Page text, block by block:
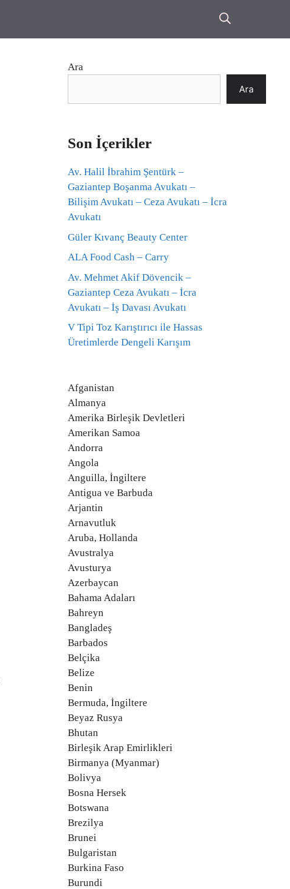
Ara
Ara
Son İçerikler
Av. Halil İbrahim Şentürk –
Gaziantep Boşanma Avukatı –
Bilişim Avukatı – Ceza Avukatı – İcra
Avukatı
Güler Kıvanç Beauty Center
ALA Food Cash – Carry
Av. Mehmet Akif Dövencik –
Gaziantep Ceza Avukatı – İcra
Avukatı – İş Davası Avukatı
V Tipi Toz Karıştırıcı ile Hassas
Üretimlerde Dengeli Karışım
Afganistan
Almanya
Amerika Birleşik Devletleri
Amerikan Samoa
Andorra
Angola
Anguilla, İngiltere
Antigua ve Barbuda
Arjantin
Arnavutluk
Aruba, Hollanda
Avustralya
Avusturya
Azerbaycan
Bahama Adaları
Bahreyn
Bangladeş
Barbados
Belçika
Belize
Benin
Bermuda, İngiltere
Beyaz Rusya
Bhutan
Birleşik Arap Emirlikleri
Birmanya (Myanmar)
Bolivya
Bosna Hersek
Botswana
Brezilya
Brunei
Bulgaristan
Burkina Faso
Burundi